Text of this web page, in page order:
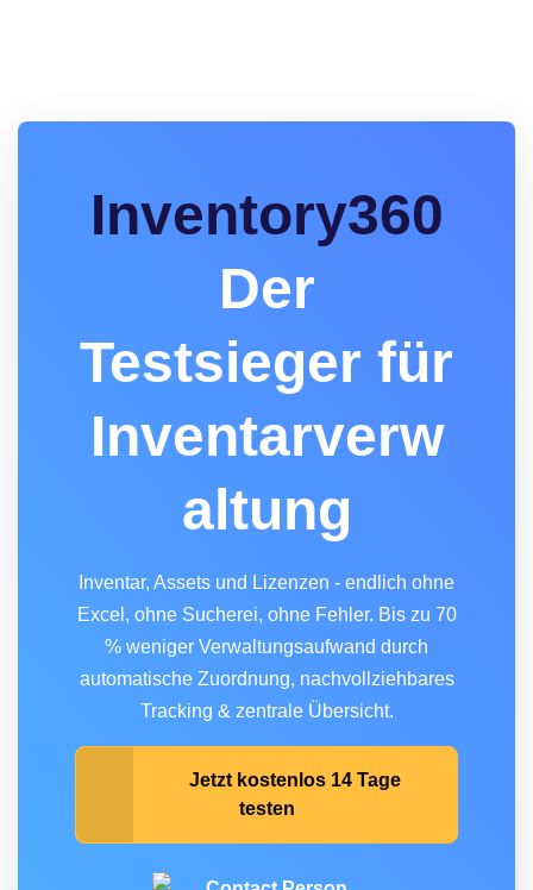
Inventory360
Der
Testsieger für
Inventarverw
altung
Inventar, Assets und Lizenzen - endlich ohne
Excel, ohne Sucherei, ohne Fehler. Bis zu 70
% weniger Verwaltungsaufwand durch
automatische Zuordnung, nachvollziehbares
Tracking & zentrale Übersicht.
Jetzt kostenlos 14 Tage
testen